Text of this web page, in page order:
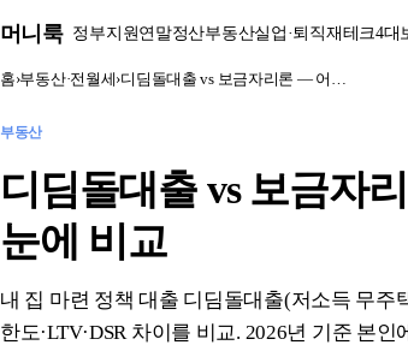
머니룩 정부지원연말정산부동산실업·퇴직재테크4대
홈›부동산·전월세 ›디딤돌대출 vs 보금자리론 — 어…
부동산
디딤돌대출 vs 보금자
눈에 비교
내 집 마련 정책 대출 디딤돌대출(저소득 무주
한도·LTV·DSR 차이를 비교. 2026년 기준 본